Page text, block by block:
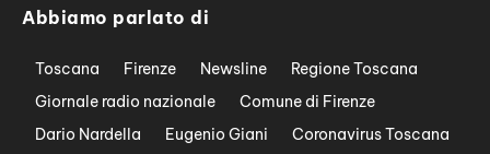
Abbiamo parlato di
Toscana Firenze Newsline
Regione Toscana
Giornale radio nazionale
Comune di Firenze
Dario Nardella
Eugenio Giani
Coronavirus Toscana